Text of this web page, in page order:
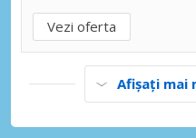
Vezi oferta
Afișați mai